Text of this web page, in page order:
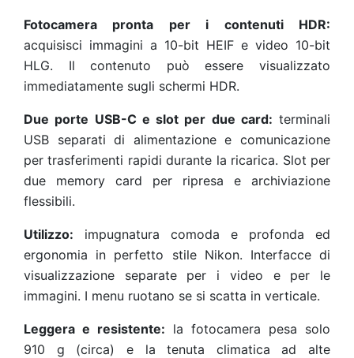
Fotocamera pronta per i contenuti HDR:
acquisisci immagini a 10-bit HEIF e video 10-bit
HLG. Il contenuto può essere visualizzato
immediatamente sugli schermi HDR.
Due porte USB-C e slot per due card: terminali
USB separati di alimentazione e comunicazione
per trasferimenti rapidi durante la ricarica. Slot per
due memory card per ripresa e archiviazione
flessibili.
Utilizzo: impugnatura comoda e profonda ed
ergonomia in perfetto stile Nikon. Interfacce di
visualizzazione separate per i video e per le
immagini. I menu ruotano se si scatta in verticale.
Leggera e resistente: la fotocamera pesa solo
910 g (circa) e la tenuta climatica ad alte